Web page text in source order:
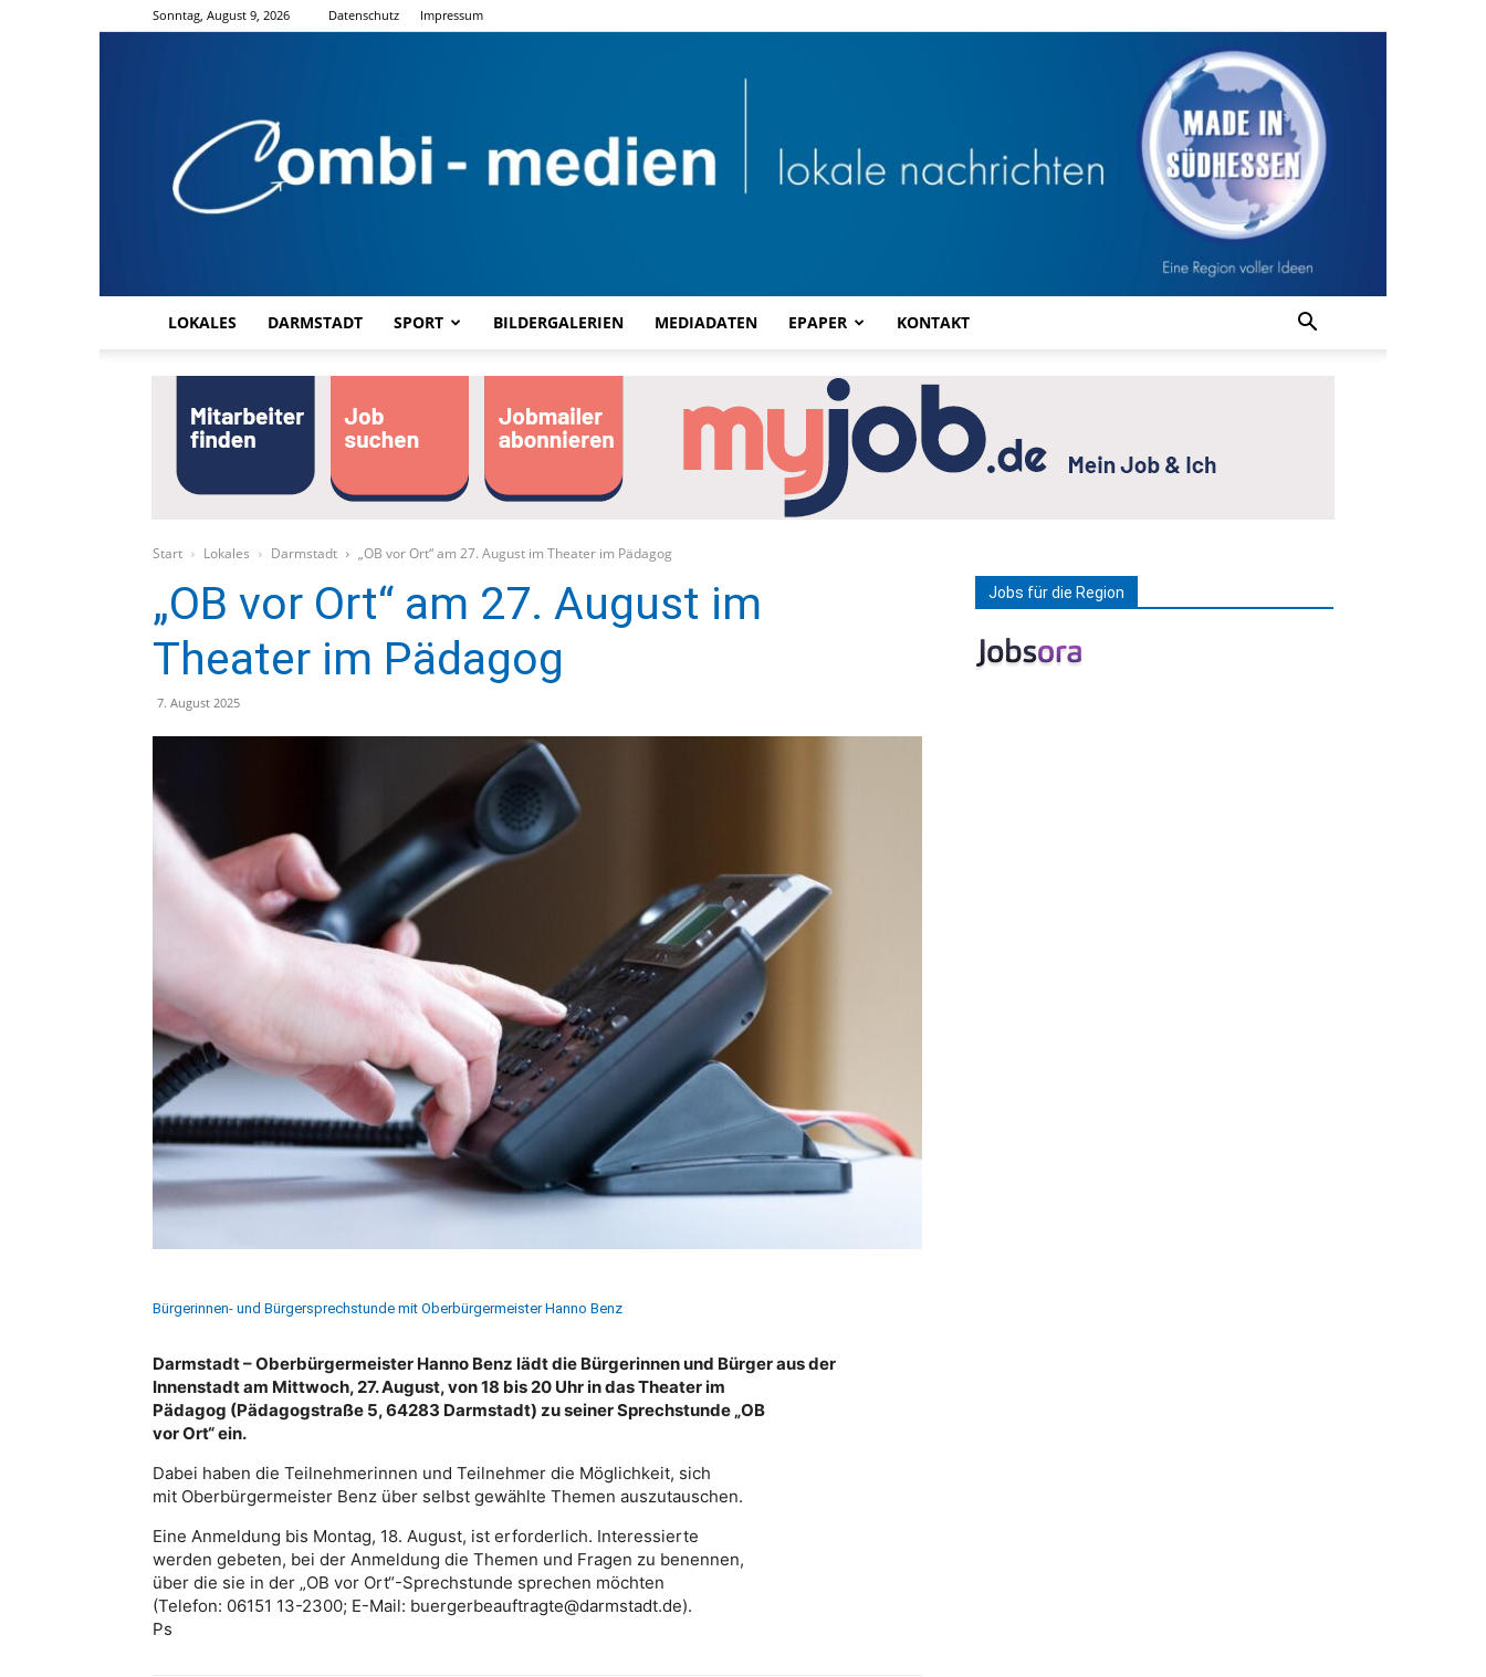
Sonntag, August 9, 2026 Datenschutz Impressum
LOKALES DARMSTADT SPORT BILDERGALERIEN MEDIADATEN EPAPER KONTAKT
Start Lokales Darmstadt „OB vor Ort“ am 27. August im Theater im Pädagog
„OB vor Ort“ am 27. August im
Theater im Pädagog
7. August 2025
Bürgerinnen- und Bürgersprechstunde mit Oberbürgermeister Hanno Benz
Darmstadt – Oberbürgermeister Hanno Benz lädt die Bürgerinnen und Bürger aus der
Innenstadt am Mittwoch, 27. August, von 18 bis 20 Uhr in das Theater im
Pädagog (Pädagogstraße 5, 64283 Darmstadt) zu seiner Sprechstunde „OB
vor Ort“ ein.
Dabei haben die Teilnehmerinnen und Teilnehmer die Möglichkeit, sich
mit Oberbürgermeister Benz über selbst gewählte Themen auszutauschen.
Eine Anmeldung bis Montag, 18. August, ist erforderlich. Interessierte
werden gebeten, bei der Anmeldung die Themen und Fragen zu benennen,
über die sie in der „OB vor Ort“-Sprechstunde sprechen möchten
(Telefon: 06151 13-2300; E-Mail: buergerbeauftragte@darmstadt.de).
Ps
Jobs für die Region